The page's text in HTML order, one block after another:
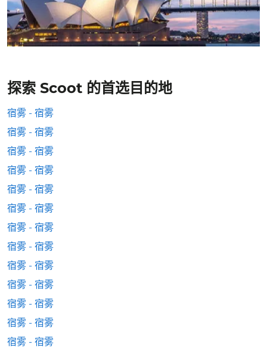
探索 Scoot 的首选目的地
宿雾 - 宿雾
宿雾 - 宿雾
宿雾 - 宿雾
宿雾 - 宿雾
宿雾 - 宿雾
宿雾 - 宿雾
宿雾 - 宿雾
宿雾 - 宿雾
宿雾 - 宿雾
宿雾 - 宿雾
宿雾 - 宿雾
宿雾 - 宿雾
宿雾 - 宿雾